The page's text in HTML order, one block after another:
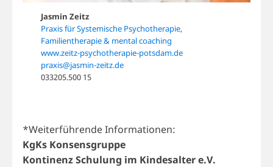
Jasmin Zeitz
Praxis für Systemische Psychotherapie,
Familientherapie & mental coaching
www.zeitz-psychotherapie-potsdam.de
praxis@jasmin-zeitz.de
033205.500 15
*Weiterführende Informationen:
KgKs Konsensgruppe
Kontinenz Schulung im Kindesalter e.V.